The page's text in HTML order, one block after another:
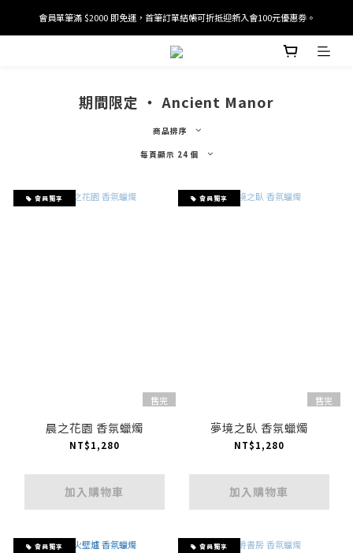
加入/驗證會員並綁定電話號碼，即可獲得百元購物金2張。
會員單筆滿 $2000 即免運，首筆訂單結帳可折抵迎新入會100元優惠劵。
加入/驗證會員並綁定電話號碼，即可獲得百元購物金2張。
期間限定 ‧ Ancient Manor
商品排序
每頁顯示 24 個
會員獨享
售完
晨之花園 香氛蠟燭
NT$1,280
加入購物車
會員獨享
售完
夢境之臥 香氛蠟燭
NT$1,280
加入購物車
會員獨享 會員獨享